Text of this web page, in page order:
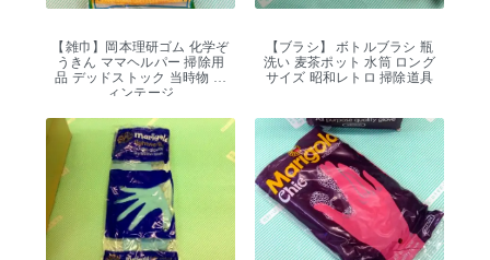
【雑巾】岡本理研ゴム 化学ぞ
うきん ママヘルパー 掃除用
品 デッドストック 当時物 ヴ
ィンテージ
【ブラシ】 ボトルブラシ 瓶
洗い 麦茶ポット 水筒 ロング
サイズ 昭和レトロ 掃除道具